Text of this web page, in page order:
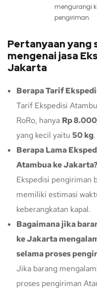
mengurangi
pengiriman.
Pertanyaan yang
mengenai jasa
Jakarta
Berapa Tarif
Tarif Ekspedisi
RoRo, hanya Rp
yang kecil yaitu 50 kg.
Berapa Lama
Atambua ke Jakarta?
Ekspedisi pengiriman
memiliki estimasi
keberangkatan kapal.
Bagaimana jika
ke Jakarta
selama proses
Jika barang
proses pengiriman